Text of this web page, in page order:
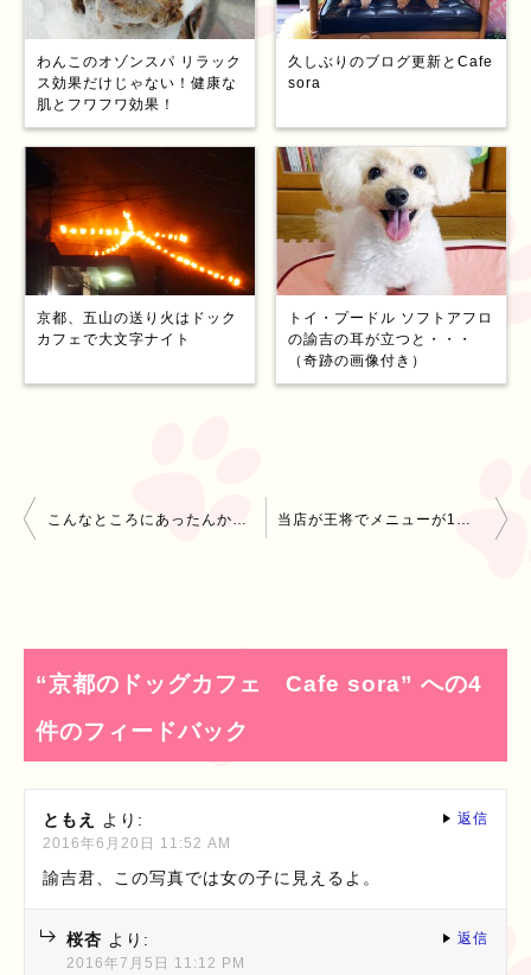
わんこのオゾンスパ リラック
ス効果だけじゃない！健康な
肌とフワフワ効果！
久しぶりのブログ更新とCafe
sora
京都、五山の送り火はドック
カフェで大文字ナイト
トイ・プードル ソフトアフロ
の諭吉の耳が立つと・・・
（奇跡の画像付き）
投
ー
ョ
“京都のドッグカフェ Cafe sora” への4
件のフィードバック
ともえ より:
2016年6月20日 11:52 AM
諭吉君、この写真では女の子に見えるよ。
返信
桜杏 より:
2016年7月5日 11:12 PM
返信